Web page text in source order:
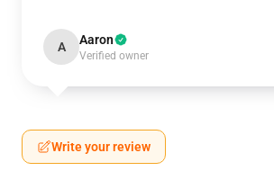
A Aaron
Verified owner
Write your review